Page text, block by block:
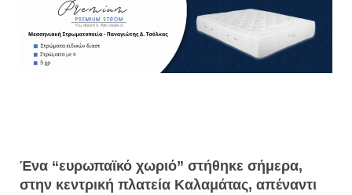
Ένα “ευρωπαϊκό χωριό” στήθηκε σήμερα,
στην κεντρική πλατεία Καλαμάτας, απέναντι